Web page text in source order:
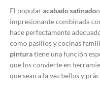
El popularacabado satinado
impresionante combinada
hace perfectamente
como pasillos y cocinas
pinturatiene una función
que los convierte en
que sean a la vez bellos y